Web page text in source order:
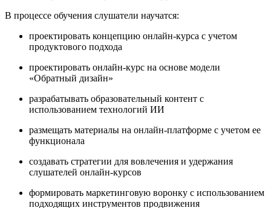
В процессе обучения слушатели научатся:
проектировать концепцию онлайн-курса с учетом
продуктового подхода
проектировать онлайн-курс на основе модели
«Обратный дизайн»
разрабатывать образовательный контент с
использованием технологий ИИ
размещать материалы на онлайн-платформе с учетом ее
функционала
создавать стратегии для вовлечения и удержания
слушателей онлайн-курсов
формировать маркетинговую воронку с использованием
подходящих инструментов продвижения